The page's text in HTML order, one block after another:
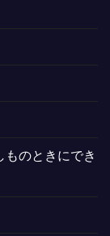
のときにでき